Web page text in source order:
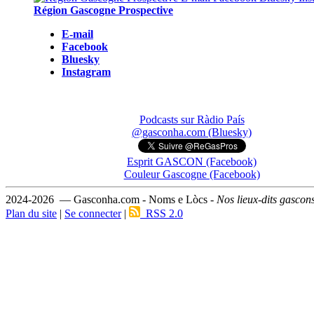
Région Gascogne Prospective
E-mail
Facebook
Bluesky
Instagram
Podcasts sur Ràdio País
@gasconha.com (Bluesky)
Esprit GASCON (Facebook)
Couleur Gascogne (Facebook)
2024-2026 — Gasconha.com - Noms e Lòcs - Nos lieux-dits
Plan du site | Se connecter| RSS 2.0